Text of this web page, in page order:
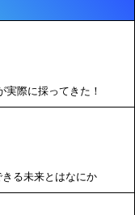
実際に採ってきた！
る未来とはなにか